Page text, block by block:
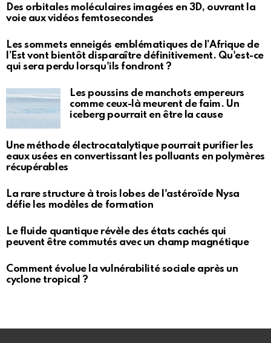
Des orbitales moléculaires imagées en 3D, ouvrant la
voie aux vidéos femtosecondes
Les sommets enneigés emblématiques de l’Afrique de
l’Est vont bientôt disparaître définitivement. Qu'est-ce
qui sera perdu lorsqu'ils fondront ?
Les poussins de manchots empereurs
comme ceux-là meurent de faim. Un
iceberg pourrait en être la cause
Une méthode électrocatalytique pourrait purifier les
eaux usées en convertissant les polluants en polymères
récupérables
La rare structure à trois lobes de l'astéroïde Nysa
défie les modèles de formation
Le fluide quantique révèle des états cachés qui
peuvent être commutés avec un champ magnétique
Comment évolue la vulnérabilité sociale après un
cyclone tropical ?